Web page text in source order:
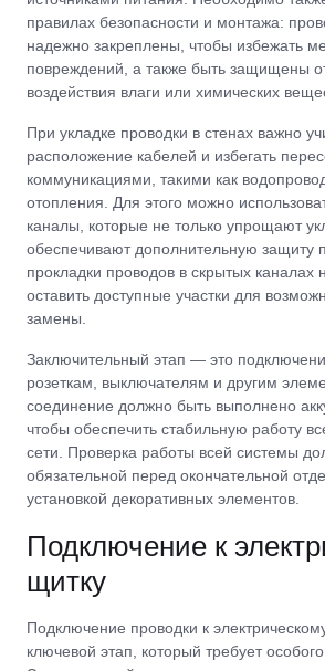
правилах безопасности и монтажа:
надежно закреплены, чтобы избежать
повреждений, а также быть защищены
воздействия влаги или химических
При укладке проводки в стенах важно
расположение кабелей и избегать
коммуникациями, такими как
отопления. Для этого можно
каналы, которые не только упрощают
обеспечивают дополнительную защиту
прокладки проводов в скрытых каналах
оставить доступные участки для
замены.
Заключительный этап — это
розеткам, выключателям и другим
соединение должно быть выполнено
чтобы обеспечить стабильную работу
сети. Проверка работы всей системы
обязательной перед окончательной
установкой декоративных элементов.
Подключение к
щитку
Подключение проводки к
ключевой этап, который требует